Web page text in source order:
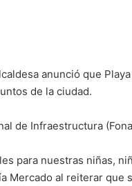
anunció que
de la ciudad.
de Infraestructura
para nuestras niñas,
Mercado al reiterar que